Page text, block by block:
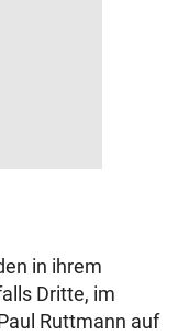
in ihrem
Dritte, im
Ruttmann auf